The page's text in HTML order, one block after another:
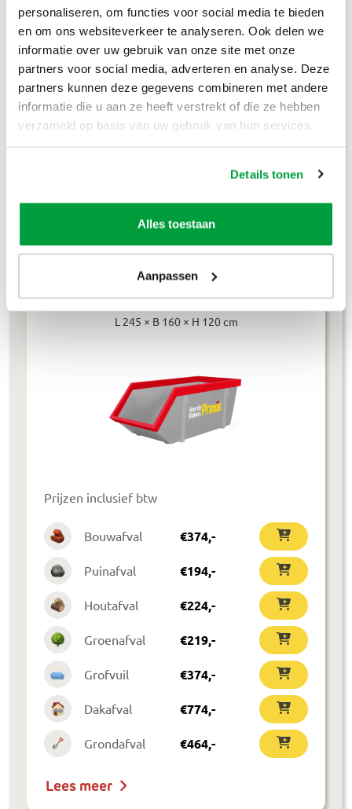
personaliseren, om functies voor social media te bieden
en om ons websiteverkeer te analyseren. Ook delen we
informatie over uw gebruik van onze site met onze
partners voor social media, adverteren en analyse. Deze
partners kunnen deze gegevens combineren met andere
informatie die u aan ze heeft verstrekt of die ze hebben
verzameld op basis van uw gebruik van hun services.
Details tonen
Alles toestaan
Aanpassen
Houtafval €199,-
Groenafval €194,-
Grofvuil €304,-
4m³ container
L 245 × B 160 × H 120 cm
Prijzen inclusief btw
Bouwafval €374,-
Puinafval €194,-
Houtafval €224,-
Groenafval €219,-
Grofvuil €374,-
Dakafval €774,-
Grondafval €464,-
Lees meer